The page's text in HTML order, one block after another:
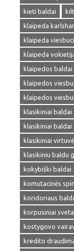
kieti baldai
klaipeda
klaipeda
klaipeda
klaipedos
klaipedos
klaipedos
klasikiniai baldai
klasikiniai baldai
klasikiniai
klasikiniu baldu
kokybiški baldai
komutacinės
koridoriaus
korpusiniai
kostygovo
kredito